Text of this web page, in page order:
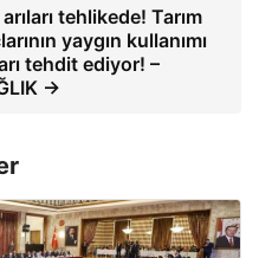
tehlikede! Tarım
yaygın kullanımı
tehdit ediyor! –
→